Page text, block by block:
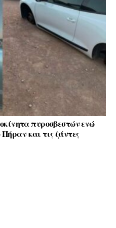
πυροσβεστών ενώ
και τις ζάντες